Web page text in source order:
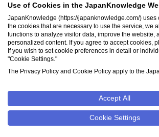
運営会社
アクセシビリティ対応
クッキーポリシー
Cookie設定
NetAdvance Inc. All rights
写真・イラスト等のすべてのコンテンツの無
Use of Cookies in the JapanKnowledge
JapanKnowledge (https://japanknowledge.com/) uses
the cookies that are necessary to use the service, we
functions to analyze visitor data, improve the website,
personalized content. If you agree to accept cookies,
If you wish to set cookie preferences in detail or
"Cookie Settings."
The Privacy Policy and Cookie Policy apply to the
Accept All
Cookie Settings